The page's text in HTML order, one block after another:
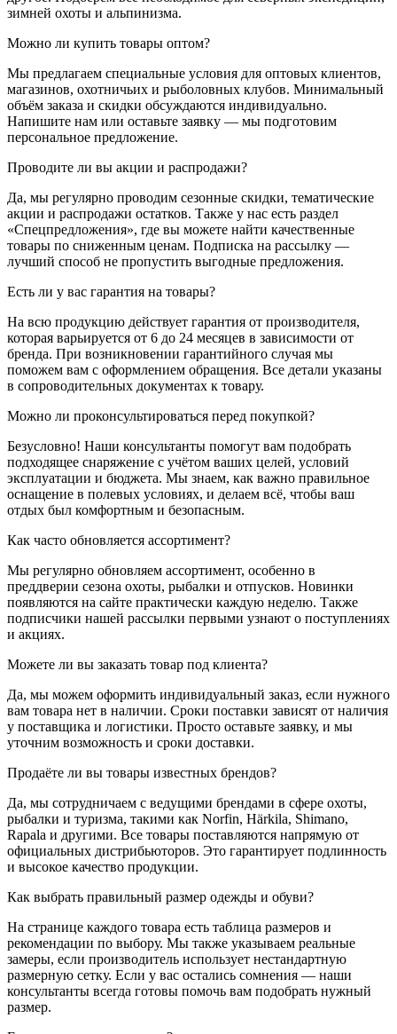
зимней охоты и альпинизма.
Можно ли купить товары оптом?
Мы предлагаем специальные условия для оптовых клиентов,
магазинов, охотничьих и рыболовных клубов. Минимальный
объём заказа и скидки обсуждаются индивидуально.
Напишите нам или оставьте заявку — мы подготовим
персональное предложение.
Проводите ли вы акции и распродажи?
Да, мы регулярно проводим сезонные скидки, тематические
акции и распродажи остатков. Также у нас есть раздел
«Спецпредложения», где вы можете найти качественные
товары по сниженным ценам. Подписка на рассылку —
лучший способ не пропустить выгодные предложения.
Есть ли у вас гарантия на товары?
На всю продукцию действует гарантия от производителя,
которая варьируется от 6 до 24 месяцев в зависимости от
бренда. При возникновении гарантийного случая мы
поможем вам с оформлением обращения. Все детали указаны
в сопроводительных документах к товару.
Можно ли проконсультироваться перед покупкой?
Безусловно! Наши консультанты помогут вам подобрать
подходящее снаряжение с учётом ваших целей, условий
эксплуатации и бюджета. Мы знаем, как важно правильное
оснащение в полевых условиях, и делаем всё, чтобы ваш
отдых был комфортным и безопасным.
Как часто обновляется ассортимент?
Мы регулярно обновляем ассортимент, особенно в
преддверии сезона охоты, рыбалки и отпусков. Новинки
появляются на сайте практически каждую неделю. Также
подписчики нашей рассылки первыми узнают о поступлениях
и акциях.
Можете ли вы заказать товар под клиента?
Да, мы можем оформить индивидуальный заказ, если нужного
вам товара нет в наличии. Сроки поставки зависят от наличия
у поставщика и логистики. Просто оставьте заявку, и мы
уточним возможность и сроки доставки.
Продаёте ли вы товары известных брендов?
Да, мы сотрудничаем с ведущими брендами в сфере охоты,
рыбалки и туризма, такими как Norfin, Härkila, Shimano,
Rapala и другими. Все товары поставляются напрямую от
официальных дистрибьюторов. Это гарантирует подлинность
и высокое качество продукции.
Как выбрать правильный размер одежды и обуви?
На странице каждого товара есть таблица размеров и
рекомендации по выбору. Мы также указываем реальные
замеры, если производитель использует нестандартную
размерную сетку. Если у вас остались сомнения — наши
консультанты всегда готовы помочь вам подобрать нужный
размер.